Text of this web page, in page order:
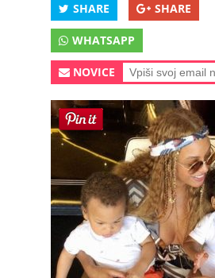
SHARE SHARE
WHATSAPP
NOVICE